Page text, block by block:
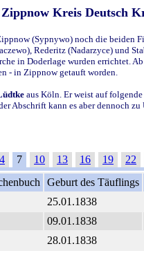
Kreis Deutsch
(Sypnywo) noch die beiden
Rederitz (Nadarzyce) und
in Doderlage wurden errichtet.
- in Zippnow getauft worden.
aus Köln. Er weist auf
Abschrift kann es aber dennoch
4 7 10 13 16 19 22
Geburt des Täuflings
25.01.1838
09.01.1838
28.01.1838